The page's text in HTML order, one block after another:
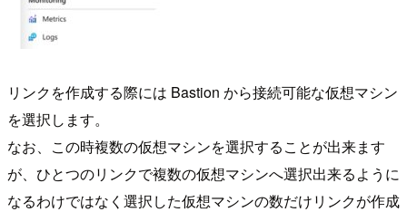
リンクを作成する際には Bastion から接続可能な仮想マシン
を選択します。
なお、この時複数の仮想マシンを選択することが出来ます
が、ひとつのリンクで複数の仮想マシンへ選択出来るように
なるわけではなく選択した仮想マシンの数だけリンクが作成